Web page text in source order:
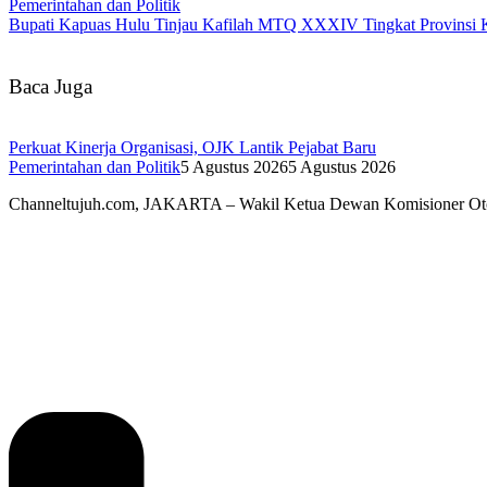
Pemerintahan dan Politik
Bupati Kapuas Hulu Tinjau Kafilah MTQ XXXIV Tingkat Provinsi
Baca Juga
Perkuat Kinerja Organisasi, OJK Lantik Pejabat Baru
Pemerintahan dan Politik5 Agustus 20265 Agustus 2026
Channeltujuh.com, JAKARTA – Wakil Ketua Dewan Komisioner